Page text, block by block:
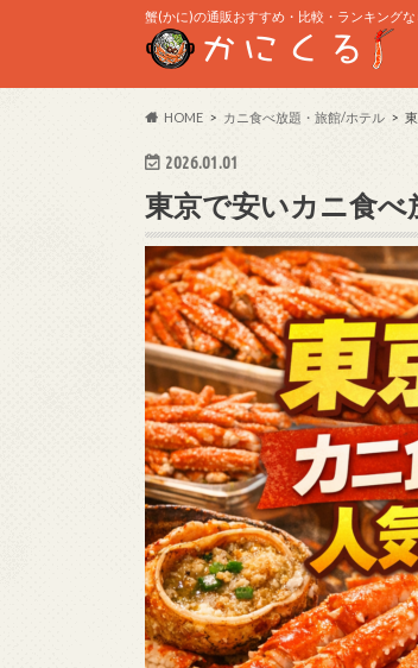
蟹(かに)の通販おすすめ・比較・ランキングな
HOME カニ食べ放題・旅館/ホテル
2026.01.01
東京で安いカニ食